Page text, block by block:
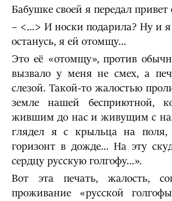
Бабушке своей я передал
– <…> И носки подарила? Ну и я
останусь, я ей отомщу…
Это её «отомщу», против
вызвало у меня не смех, а
слезой. Такой-то жалостью
земле нашей бесприютной,
жившим до нас и живущим с
глядел я с крыльца на поля,
горизонт в дожде… На эту
сердцу русскую голгофу…».
Вот эта печать, жалость,
проживание «русской